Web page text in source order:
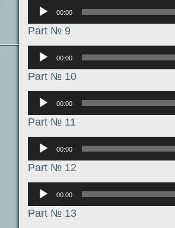
Аудиоплеер
00:00
Part № 9
Аудиоплеер
00:00
Part № 10
Аудиоплеер
00:00
Part № 11
Аудиоплеер
00:00
Part № 12
Аудиоплеер
00:00
Part № 13